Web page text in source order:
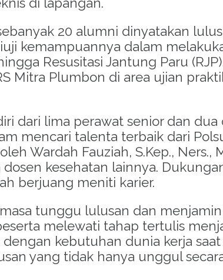
20 alumni dinyatakan
kemampuannya dalam
Resusitasi Jantung Paru (RJP)
Mitra Plumbon di area ujian
dari lima perawat senior dan
mencari talenta terbaik dari
Wardah Fauziah, S.Kep., Ners.,
dosen kesehatan lainnya.
berjuang meniti karier.
tunggu lulusan dan
melewati tahap tertulis
kebutuhan dunia kerja saat
yang tidak hanya unggul